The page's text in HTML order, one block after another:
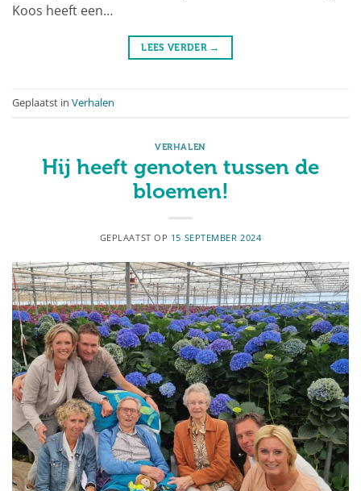
Koos heeft een…
LEES VERDER →
Geplaatst in Verhalen
VERHALEN
Hij heeft genoten tussen de
bloemen!
GEPLAATST OP 15 SEPTEMBER 2024